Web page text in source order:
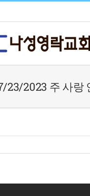
23/2023 주 사랑